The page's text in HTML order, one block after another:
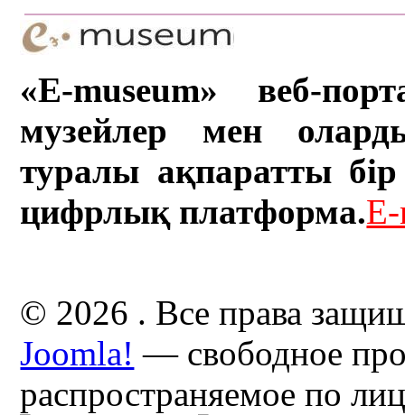
«E-museum» веб-
музейлер мен
туралы ақпаратты бір
цифрлық платформа.
© 2026 . Все права
Joomla! — свободное
распространяемое по